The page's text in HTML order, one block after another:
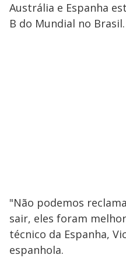
Austrália e Espanha
B do Mundial no Brasil.
"Não podemos
sair, eles foram
técnico da Espanha,
espanhola.